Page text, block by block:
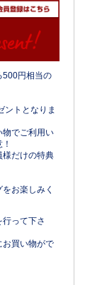
500円相当の
ントとなりま
物でご利用い
様だけの特典
お楽しみく
って下さ
お買い物がで